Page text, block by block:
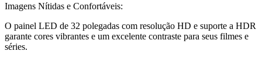
Imagens Nítidas e Confortáveis:
O painel LED de 32 polegadas com resolução HD e suporte a HDR
garante cores vibrantes e um excelente contraste para seus filmes e
séries.